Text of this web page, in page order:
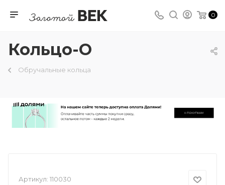
0
Кольцо-О
Обручальные кольца
Артикул: 110030